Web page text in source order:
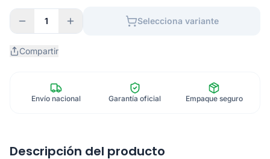
1 Selecciona variante
Compartir
Envío nacional Garantía oficial Empaque seguro
Descripción del producto